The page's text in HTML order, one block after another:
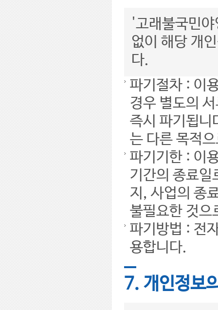
'고래불국민
없이 해당 개
다.
파기절차 : 이
경우 별도의
즉시 파기됩니
는 다른 목적
파기기한 : 이
기간의 종료일
지, 사업의 종
불필요한 것으
파기방법 : 전
용합니다.
7. 개인정보